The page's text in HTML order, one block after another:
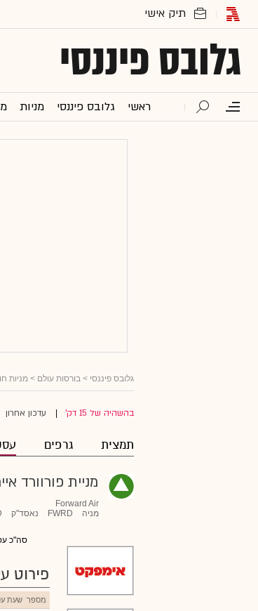
גלובס פיננסי
ראשי גלובס פיננסי מניות
גלובס פיננסי > בורסות עולם > מניות
בהשהיה של 15 דק' עדכון אחרון
תמצית גרפים
מניית פורוורד
Forward Air
מניה
FWRD נאסד"ק
סה"כ
פירוט
מספר שעת